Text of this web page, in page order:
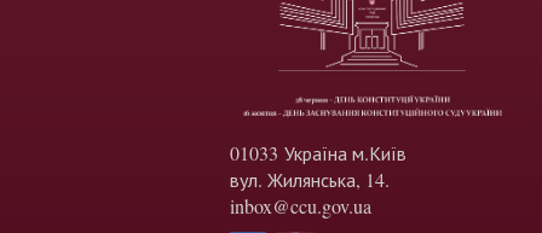
01033 Україна м.Київ
вул. Жилянська, 14.
inbox@ccu.gov.ua